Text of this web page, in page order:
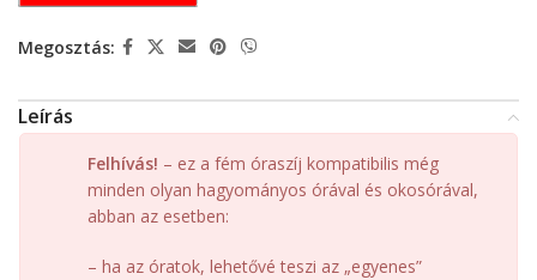
Megosztás:
Leírás
Felhívás! – ez a fém óraszíj kompatibilis még
minden olyan hagyományos órával és okosórával,
abban az esetben:
– ha az óratok, lehetővé teszi az „egyenes”